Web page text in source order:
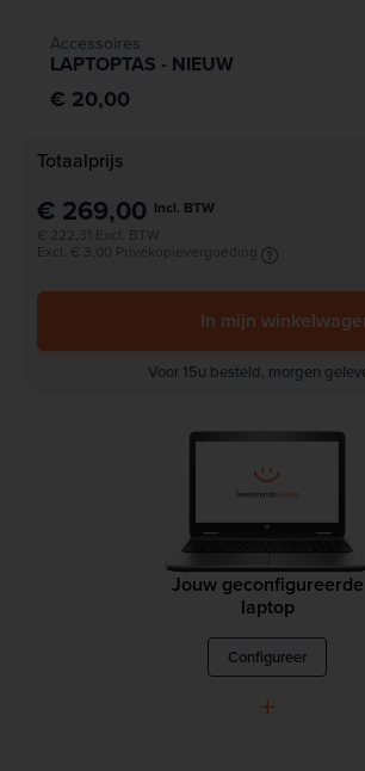
Accessoires
LAPTOPTAS - NIEUW
€ 20,00
Totaalprijs
€ 269,00 Incl. BTW
€ 222,31 Excl. BTW
Excl. € 3,00 Privékopievergoeding
In mijn
Voor 15u besteld, morgen
Jouw geconfigureerde
laptop
Configureer
+